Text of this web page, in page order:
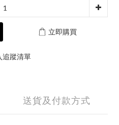
立即購買
追蹤清單
送貨及付款方式